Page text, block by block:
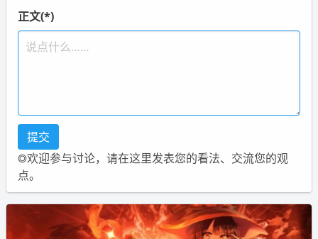
正文(*)
◎欢迎参与讨论，请在这里发表您的看法、交流您的观
点。